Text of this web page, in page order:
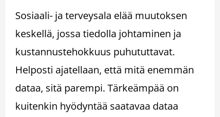
Sosiaali- ja terveysala elää muutoksen
keskellä, jossa tiedolla johtaminen ja
kustannustehokkuus puhututtavat.
Helposti ajatellaan, että mitä enemmän
dataa, sitä parempi. Tärkeämpää on
kuitenkin hyödyntää saatavaa dataa